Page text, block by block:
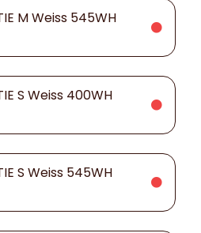
M Weiss 545WH
S Weiss 400WH
S Weiss 545WH